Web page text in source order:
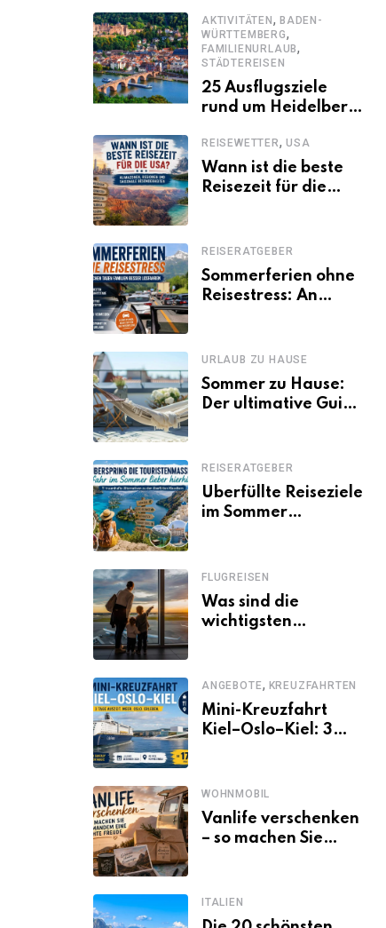
Kenia-Urlaub
AKTIVITÄTEN , BADEN-
WÜRTTEMBERG,
FAMILIENURLAUB,
STÄDTEREISEN
25 Ausflugsziele
rund um Heidelberg,
sollte
REISEWETTER, USA
Wann ist die beste
Reisezeit für die
saisonale
Besonderheiten
REISERATGEBER
Sommerferien ohne
Reisestress: An
losfahren
URLAUB ZU HAUSE
Sommer zu Hause:
Der ultimative Guide
REISERATGEBER
Überfüllte Reiseziele
im Sommer
zu Mallorca,
Santorini, Gardasee
& Co.
FLUGREISEN
Was sind die
wichtigsten
ANGEBOTE, KREUZFAHRTEN
Mini-Kreuzfahrt
Kiel–Oslo–Kiel: 3
WOHNMOBIL
Vanlife verschenken
– so machen Sie
ITALIEN